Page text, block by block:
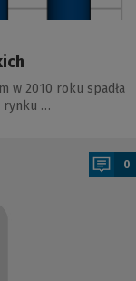
w 2010 roku spadła
rynku …
0